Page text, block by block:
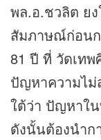
พล.อ.ชวลิต ย
สัมภาษณ์ก่อน
81 ปี ที่ วัดเท
ปัญหาความไ
ใต้ว่า ปัญหาใ
ดังนั้นต้องนำก